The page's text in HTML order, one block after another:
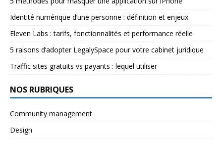
Identité numérique d’une personne : définition et enjeux
Eleven Labs : tarifs, fonctionnalités et performance réelle
5 raisons d’adopter LegalySpace pour votre cabinet juridique
Traffic sites gratuits vs payants : lequel utiliser
NOS RUBRIQUES
Community management
Design